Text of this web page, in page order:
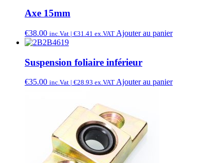
Axe 15mm
€38.00 inc.Vat | €31.41 ex.VAT Ajouter au panier
Suspension foliaire inférieur
€35.00 inc.Vat | €28.93 ex.VAT Ajouter au panier